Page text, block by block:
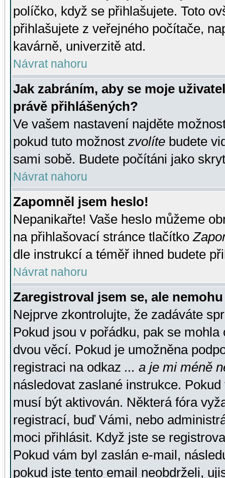
políčko, když se přihlašujete. Toto
přihlašujete z veřejného počítače,
kavárně, univerzitě atd.
Návrat nahoru
Jak zabráním, aby se moje
právě přihlášených?
Ve vašem nastavení najděte
pokud tuto možnost zvolíte budete
sami sobě. Budete počítáni jako
Návrat nahoru
Zapomněl jsem heslo!
Nepanikařte! Vaše heslo můžeme
na přihlašovací stránce tlačítko
dle instrukcí a téměř ihned budete
Návrat nahoru
Zaregistroval jsem se, ale
Nejprve zkontrolujte, že zadáváte
Pokud jsou v pořádku, pak se
dvou věcí. Pokud je umožněna
registraci na odkaz ... a je mi méně
následovat zaslané instrukce.
musí být aktivován. Některá fóra
registrací, buď Vámi, nebo
moci přihlásit. Když jste se
Pokud vám byl zaslán e-mail,
pokud jste tento email neobdrželi,